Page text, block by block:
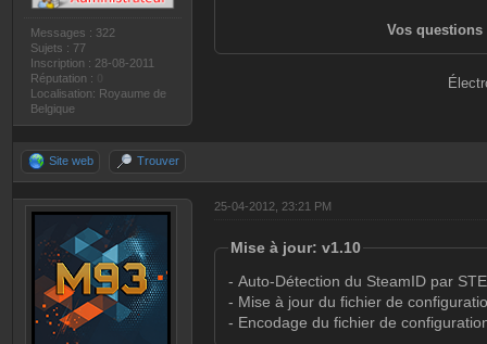
Messages : 322
Sujets : 77
Inscription : 28-08-2011
Réputation :
Localisation: Royaume de
Belgique
Vos questions
Site web Trouver
25-04-2012, 23:21 PM
Mise à jour: v1.10
- Auto-Détection du SteamID par
- Mise à jour du fichier de
- Encodage du fichier de